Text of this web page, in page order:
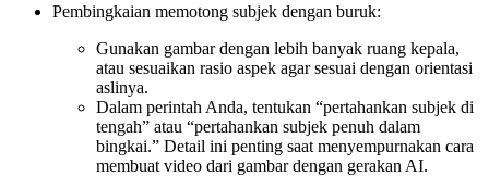
Pembingkaian memotong subjek dengan buruk:
Gunakan gambar dengan lebih banyak ruang kepala,
atau sesuaikan rasio aspek agar sesuai dengan orientasi
aslinya.
Dalam perintah Anda, tentukan “pertahankan subjek di
tengah” atau “pertahankan subjek penuh dalam
bingkai.” Detail ini penting saat menyempurnakan cara
membuat video dari gambar dengan gerakan AI.